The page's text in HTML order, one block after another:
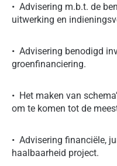
• Advisering m.b.t. de
uitwerking en
• Advisering benodigd
groenfinanciering.
• Het maken van
om te komen tot de
• Advisering financiële,
haalbaarheid project.